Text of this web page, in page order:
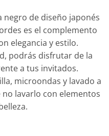
negro de diseño japonés
es el complemento
elegancia y estilo.
podrás disfrutar de la
a tus invitados.
microondas y lavado a
lavarlo con elementos